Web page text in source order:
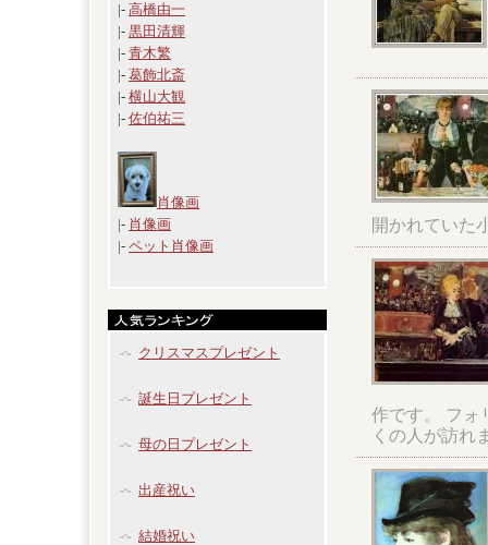
|- 高橋由一
|- 黒田清輝
|- 青木繁
|- 葛飾北斎
|- 横山大観
|- 佐伯祐三
肖像画
|- 肖像画
|- ペット肖像画
クリスマスプレゼント
誕生日プレゼント
母の日プレゼント
出産祝い
結婚祝い
開かれていた
作です。 フォ
くの人が訪れ